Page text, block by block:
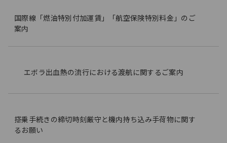
国際線「燃油特別付加運賃」「航空保険特別料金」のご
案内
エボラ出血熱の流行における渡航に関するご案内
搭乗手続きの締切時刻厳守と機内持ち込み手荷物に関す
るお願い